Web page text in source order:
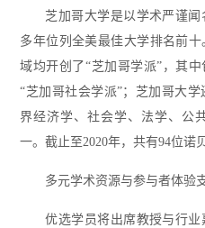
芝加哥大学是以学术严谨
多年位列全美最佳大学排名前
域均开创了“芝加哥学派”，其
“芝加哥社会学派”；芝加哥大
界经济学、社会学、法学、公
一。截止至2020年，共有94位诺
多元学术资源与参与者体验
优选学员将出席教授与行